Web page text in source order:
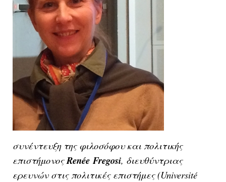
συνέντευξη της φιλοσόφου και πολιτικής
επιστήμονοςRenéeFregosi, διευθύντριας
ερευνών στις πολιτικές επιστήμες (Université